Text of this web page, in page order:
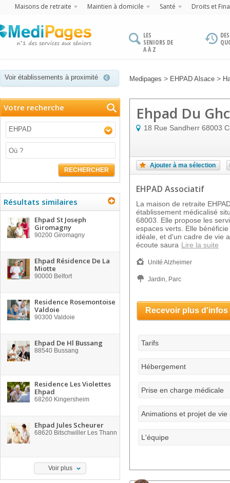
Maisons de retraite Maintien à domicile Santé Droits et
LES
SENIORS DE
A À Z
Voir établissements à proximité Medipages > EHPAD Alsace >
Votre recherche
EHPAD
RECHERCHER
Résultats similaires
Ehpad St Joseph
Giromagny
90200 Giromagny
Ehpad Résidence De La
Miotte
90000 Belfort
Residence Rosemontoise
Valdoie
90300 Valdoie
Ehpad De Hl Bussang
88540 Bussang
Residence Les Violettes
Ehpad
68260 Kingersheim
Ehpad Jules Scheurer
68620 Bitschwiller Les Thann
Voir plus
Ehpad Du
18 Rue Sandherr 68003
Ajouter à ma sélection
EHPAD Associatif
La maison de retraite
établissement médicalisé
68003. Elle propose les
espaces verts. Elle
idéale, et d'un cadre de vie
écoute saura Lire la suite
Unité Alzheimer
Jardin, Parc
Recevoir plus d'infos
Tarifs
Hébergement
Prise en charge médicale
Animations et projet de vie
L'équipe